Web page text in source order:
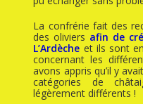
La confrérie fait des
des oliviers afin de
L’Ardèche et ils sont
concernant les
avons appris qu’il y
catégories de
légèrement différents !